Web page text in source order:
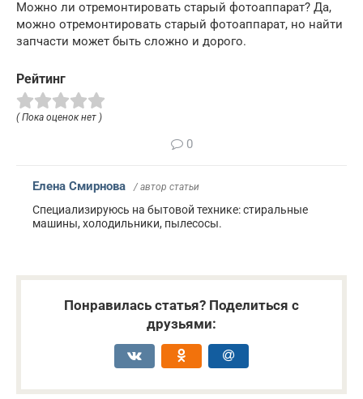
Можно ли отремонтировать старый фотоаппарат? Да,
можно отремонтировать старый фотоаппарат, но найти
запчасти может быть сложно и дорого.
Рейтинг
( Пока оценок нет )
0
Елена Смирнова / автор статьи
Специализируюсь на бытовой технике: стиральные
машины, холодильники, пылесосы.
Понравилась статья? Поделиться с
друзьями: